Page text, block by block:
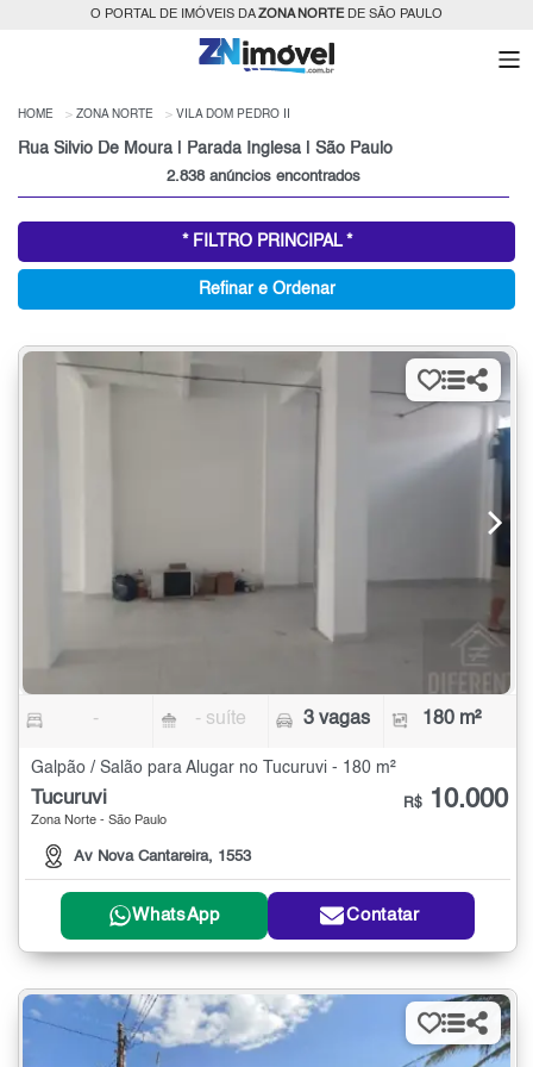
O PORTAL DE IMÓVEIS DAZONA NORTEDE SÃO PAULO
HOME ZONA NORTE VILA DOM PEDRO II
Rua Silvio De Moura | Parada Inglesa | São Paulo
2.838 anúncios encontrados
* FILTRO PRINCIPAL *
Refinar e Ordenar
- - suíte 3 vagas 180 m²
Galpão / Salão para Alugar no Tucuruvi - 180 m²
Tucuruvi
Zona Norte - São Paulo
Av Nova Cantareira, 1553
R$ 10.000
WhatsApp Contatar